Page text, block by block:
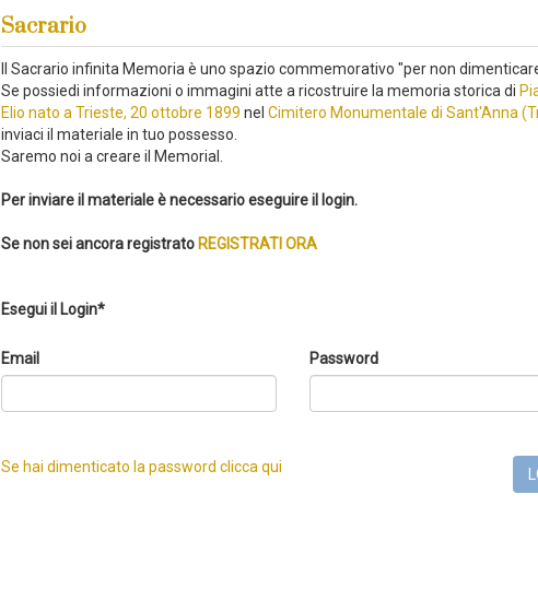
Sacrario
Il Sacrario infinita Memoria è uno spazio commemorativo "per non
Se possiedi informazioni o immagini atte a ricostruire la memoria storica di
Elio nato a Trieste, 20 ottobre 1899 nel Cimitero Monumentale di Sant'Anna
inviaci il materiale in tuo possesso.
Saremo noi a creare il Memorial.
Per inviare il materiale è necessario eseguire il login.
Se non sei ancora registrato REGISTRATI ORA
Esegui il Login*
Email Password
Se hai dimenticato la password clicca qui